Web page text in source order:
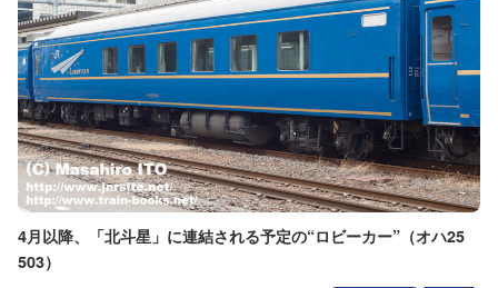
4月以降、「北斗星」に連結される予定の“ロビーカー”（オハ25
503）